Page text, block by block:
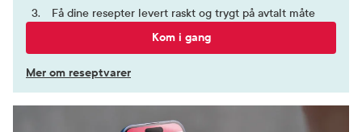
Få dine resepter levert raskt og trygt på avtalt måte
Kom i gang
Mer om reseptvarer